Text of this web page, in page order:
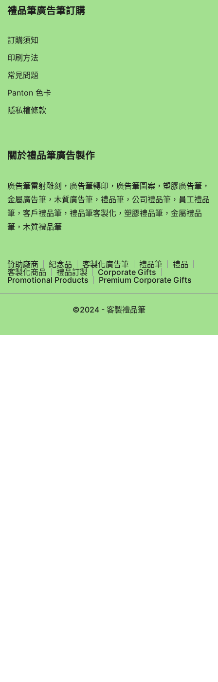
禮品筆廣告筆訂購
訂購須知
印刷方法
常見問題
Panton 色卡
隱私權條款
關於禮品筆廣告製作
廣告筆雷射雕刻，廣告筆轉印，廣告筆圖案，塑膠廣告筆，
金屬廣告筆，木質廣告筆，禮品筆，公司禮品筆，員工禮品
筆，客戶禮品筆，禮品筆客製化，塑膠禮品筆，金屬禮品
筆，木質禮品筆
贊助廠商 紀念品 客製化廣告筆 禮品筆
禮品
客製化商品
禮品訂製
Corporate Gifts
Promotional Products
Premium Corporate Gifts
©2024 - 客製禮品筆